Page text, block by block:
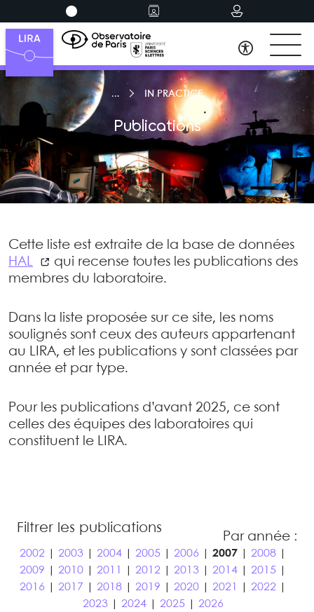
IN PRACTICE
Publications
Cette liste est extraite de la base de données
HAL
qui recense toutes les publications des
membres du laboratoire.
Dans la liste proposée sur ce site, les noms
soulignés sont ceux des auteurs appartenant
au LIRA, et les publications y sont classées par
année et par type.
Pour les publications d’avant 2025, ce sont
celles des équipes des laboratoires qui
constituent le LIRA.
Filtrer les publications
Par année :
2002| 2003| 2004| 2005| 2006 2007| 2008|
2009
2010| 2011 2012| 2013| 2014| 2015|
2016
2017 2018| 2019 2020| 2021 2022|
2023| 2024| 2025| 2026